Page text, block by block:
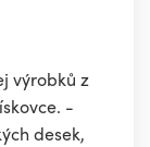
výrobků z
-
desek,